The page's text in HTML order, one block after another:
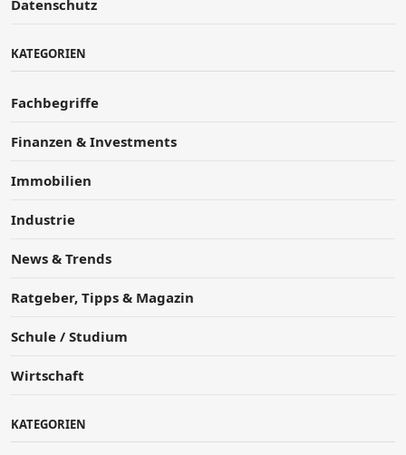
Datenschutz
KATEGORIEN
Fachbegriffe
Finanzen & Investments
Immobilien
Industrie
News & Trends
Ratgeber, Tipps & Magazin
Schule / Studium
Wirtschaft
KATEGORIEN